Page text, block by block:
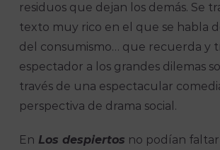
residuos que dejan los demás. Se
texto muy rico en el que se habla
del consumismo… que recuerda y
espectador a los grandes dilemas
través de una espectacular
perspectiva de drama social.
En Los despiertos no podían faltar